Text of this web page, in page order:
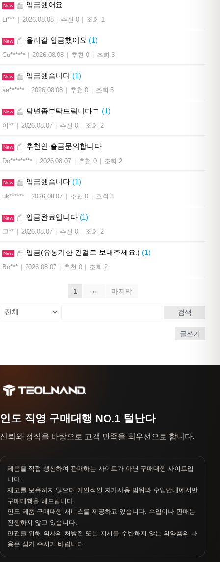
New 입금했어요
Li*** 2026.08.08 추천 0 조회 1
New 올리갈 입금했어요 (1)
Cu****** 2026.08.08 추천 0 조회 3
New 입금했습니디 (1)
ae****** 2026.08.08 추천 0 조회 5
New 답변좀부탁드립니다ㄱ (1)
이** 2026.08.07 추천 0 조회 2
New 추천인 출금문의합니다
Do********* 2026.08.07 추천 0 조회 2
New 입금했습니다 (1)
uk****** 2026.08.07 추천 0 조회 3
New 입금완료입니다 (1)
고** 2026.08.07 추천 0 조회 2
New 입금(유통기한 긴걸로 보내주세요.) (1)
Bo*** 2026.08.07 추천 0 조회 2
1 » 마지막
검색
글쓰기
인도 직영 구매대행 NO.1 털난다
신뢰와 정직을 바탕으로 고객 만족을 최우선으로 합니다.
제품을 직접 생산하여 판매하는 사이트가 아닌 구매대행 사이트입
니다.
재고를 보유하지 않으며 개인적인 자가사용 범위와 수입안내에서만
구매대행을 해드립니다.
인도 제품 구매대행 서비스를 제공하고 있습니다. 수입이나 판매는
진행하지 않고 있습니다.
안전을 위해 의사의 처방전 또는 지시를 수반하지 않는 의약품의 사
용은 삼가 주시기 바랍니다.